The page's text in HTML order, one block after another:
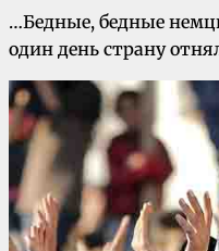
…Бедные, бедные
один день страну